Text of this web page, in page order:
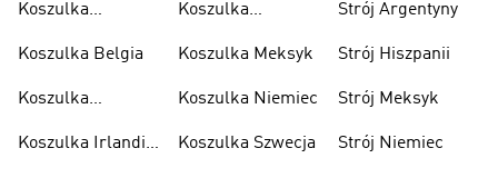
Koszulka
Koszulka Belgia
Koszulka
Koszulka Irlandii
Koszulka
Koszulka Meksyk
Koszulka Niemiec
Koszulka Szwecja
Strój Argentyny
Strój Hiszpanii
Strój Meksyk
Strój Niemiec